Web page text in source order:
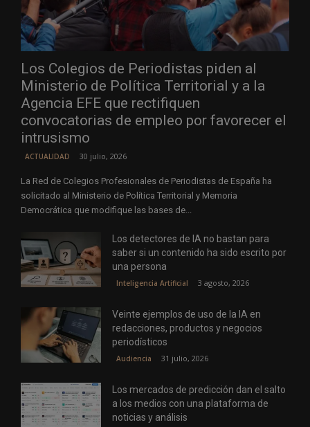
Los Colegios de Periodistas piden al
Ministerio de Política Territorial y a la
Agencia EFE que rectifiquen
convocatorias de empleo por favorecer el
intrusismo
ACTUALIDAD 30 julio, 2026
La Red de Colegios Profesionales de Periodistas de España ha
solicitado al Ministerio de Política Territorial y Memoria
Democrática que modifique las bases de...
Los detectores de IA no bastan para
saber si un contenido ha sido escrito por
una persona
Inteligencia Artificial 3 agosto, 2026
Veinte ejemplos de uso de la IA en
redacciones, productos y negocios
periodísticos
Audiencia 31 julio, 2026
Los mercados de predicción dan el salto
a los medios con una plataforma de
noticias y análisis